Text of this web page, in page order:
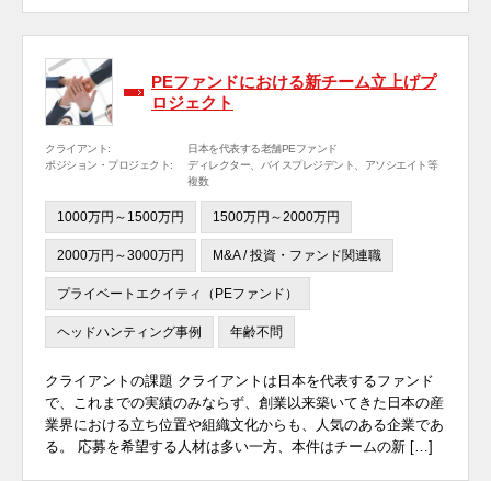
PEファンドにおける新チーム立上げプ
ロジェクト
クライアント:
日本を代表する老舗PEファンド
ポジション・プロジェクト:
ディレクター、バイスプレジデント、アソシエイト等
複数
1000万円～1500万円 1500万円～2000万円
2000万円～3000万円 M&A / 投資・ファンド関連職
プライベートエクイティ（PEファンド）
ヘッドハンティング事例 年齢不問
クライアントの課題 クライアントは日本を代表するファンド
で、これまでの実績のみならず、創業以来築いてきた日本の産
業界における立ち位置や組織文化からも、人気のある企業であ
る。 応募を希望する人材は多い一方、本件はチームの新 […]